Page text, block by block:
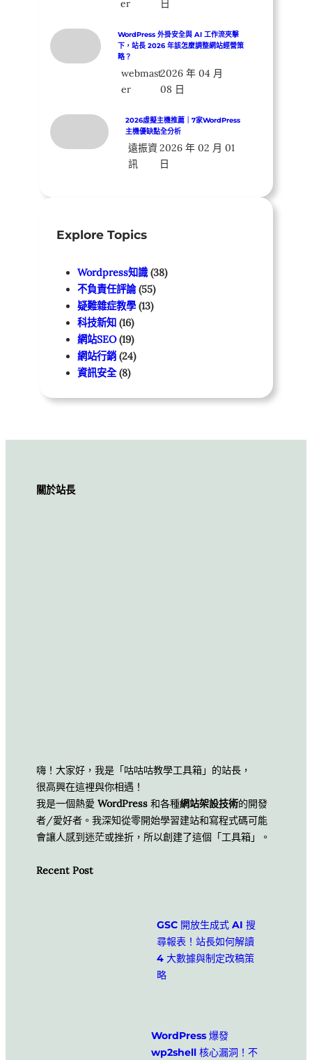
er 日
WordPress 外掛安全與 AI 工作流夾擊
下，站長 2026 年該怎麼調整網站經營策
略？
webmast
er
2026 年 04 月
08 日
2026虛擬主機推薦｜7家WordPress
主機優缺點全分析
遠振資
訊
2026 年 02 月 01
日
Explore Topics
Wordpress知識 (38)
不負責任評論(55)
疑難雜症教學 (13)
科技新知 (16)
網站SEO(19)
網站行銷 (24)
資訊安全(8)
關於站長
嗨！大家好，我是「咕咕咕教學工具箱」的站長，
很高興在這裡與你相遇！
我是一個熱愛 WordPress 和各種網站架設技術的開發
者/愛好者。我深知從零開始學習建站和寫程式碼可能
會讓人感到迷茫或挫折，所以創建了這個「工具箱」。
Recent Post
GSC 開放生成式 AI 搜
尋報表！站長如何解讀
4 大數據與制定改稿策
略
WordPress 爆發
wp2shell 核心漏洞！不